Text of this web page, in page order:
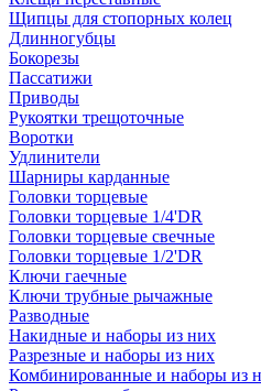
Щипцы для стопорных колец
Длинногубцы
Бокорезы
Пассатижи
Приводы
Рукоятки трещоточные
Воротки
Удлинители
Шарниры карданные
Головки торцевые
Головки торцевые 1/4'DR
Головки торцевые свечные
Головки торцевые 1/2'DR
Ключи гаечные
Ключи трубные рычажные
Разводные
Накидные и наборы из них
Разрезные и наборы из них
Комбинированные и наборы из